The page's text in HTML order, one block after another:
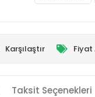
Karşılaştır Fiyat
Taksit Seçenekleri